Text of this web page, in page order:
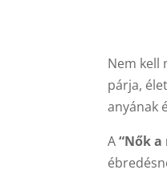
Nem kell
párja,
anyának
A“Nők a